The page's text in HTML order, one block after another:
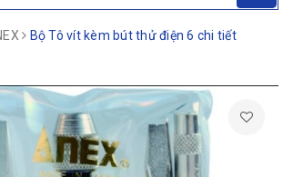
Bộ Tô vít kèm bút thử điện 6 chi tiết